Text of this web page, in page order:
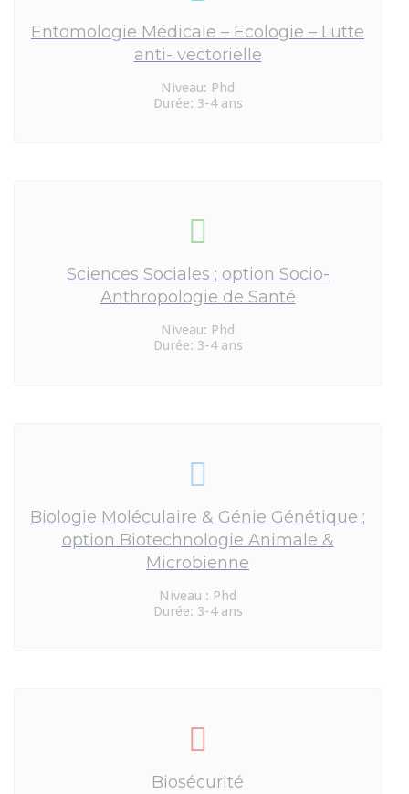
Entomologie Médicale – Ecologie – Lutte
anti- vectorielle
Niveau: Phd
Durée: 3-4 ans
Sciences Sociales ; option Socio-
Anthropologie de Santé
Niveau: Phd
Durée: 3-4 ans
Biologie Moléculaire & Génie Génétique ;
option Biotechnologie Animale &
Microbienne
Niveau : Phd
Durée: 3-4 ans
Biosécurité